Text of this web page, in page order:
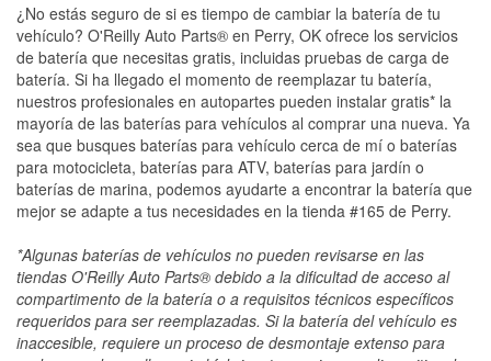
¿No estás seguro de si es tiempo de cambiar la batería de tu
vehículo? O'Reilly Auto Parts® en Perry, OK ofrece los servicios
de batería que necesitas gratis, incluidas pruebas de carga de
batería. Si ha llegado el momento de reemplazar tu batería,
nuestros profesionales en autopartes pueden instalar gratis* la
mayoría de las baterías para vehículos al comprar una nueva. Ya
sea que busques baterías para vehículo cerca de mí o baterías
para motocicleta, baterías para ATV, baterías para jardín o
baterías de marina, podemos ayudarte a encontrar la batería que
mejor se adapte a tus necesidades en la tienda #165 de Perry.
*Algunas baterías de vehículos no pueden revisarse en las
tiendas O'Reilly Auto Parts® debido a la dificultad de acceso al
compartimento de la batería o a requisitos técnicos específicos
requeridos para ser reemplazadas. Si la batería del vehículo es
inaccesible, requiere un proceso de desmontaje extenso para